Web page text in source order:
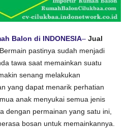
Balon di INDONESIA– Jual
pastinya sudah menjadi
tawa saat memainkan suatu
senang melakukan
yang dapat menarik perhatian
anak menyukai semua jenis
dengan permainan yang satu ini,
bosan untuk memainkannya.